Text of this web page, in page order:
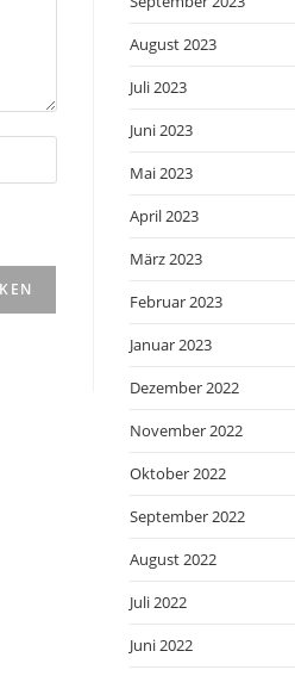
August 2023
Juli 2023
Juni 2023
Mai 2023
April 2023
März 2023
Februar 2023
Januar 2023
Dezember 2022
November 2022
Oktober 2022
September 2022
August 2022
Juli 2022
Juni 2022